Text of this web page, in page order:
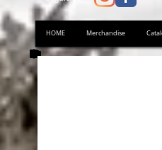
HOME Merchandise